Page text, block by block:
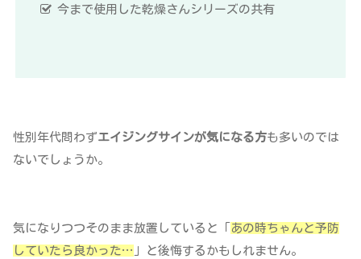
今まで使用した乾燥さんシリーズの共有
性別年代問わずエイジングサインが気になる方も多いのでは
ないでしょうか。
気になりつつそのまま放置していると「 あの時ちゃんと予防
していたら良かった… 」と後悔するかもしれません。